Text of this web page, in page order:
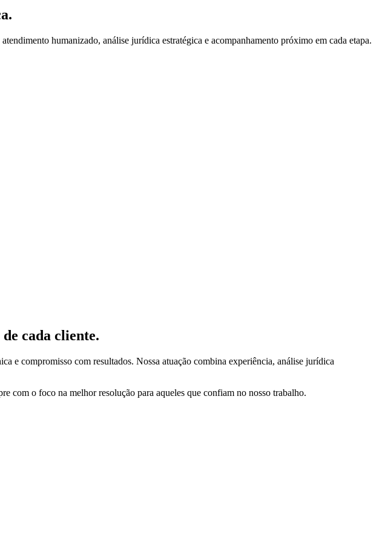
humanizado, análise jurídica estratégica e acompanhamento próximo em cada etapa.
cada cliente.
e compromisso com resultados. Nossa atuação combina experiência, análise jurídica
com o foco na melhor resolução para aqueles que confiam no nosso trabalho.